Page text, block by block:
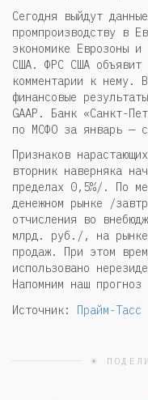
Сегодня выйдут
промпроизводству в
экономике Еврозоны
США. ФРС США объявит
комментарии к нему.
финансовые
GAAP. Банк «Санкт-
по МСФО за январь —
Признаков
вторник наверняка
пределах 0,5%/. По
денежном рынке /
отчисления во
млрд. руб./, на рынке
продаж. При этом
использовано
Напомним наш
Источник:
Прайм-Тасс
☀